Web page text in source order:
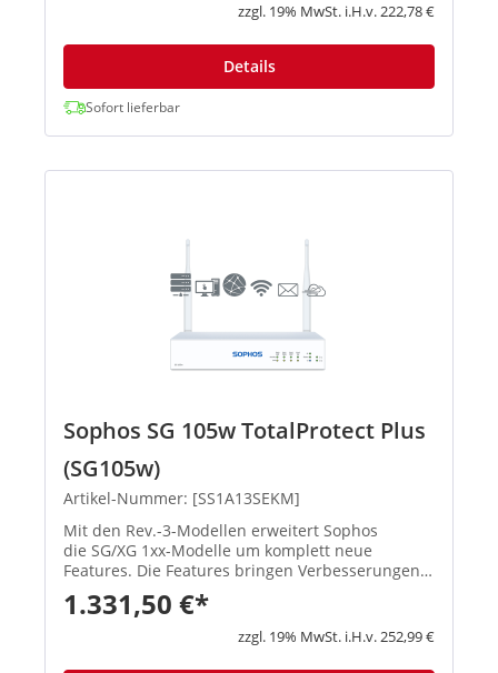
zzgl. 19% MwSt. i.H.v. 222,78 €
Details
Sofort lieferbar
Sophos SG 105w TotalProtect Plus
(SG105w)
Artikel-Nummer: [SS1A13SEKM]
Mit den Rev.-3-Modellen erweitert Sophos
die SG/XG 1xx-Modelle um komplett neue
Features. Die Features bringen Verbesserungen
in den Schwerpunktbereichen Konnektivität,
Flexibilität, Zuverlässigkeit und Performa...
1.331,50 €*
zzgl. 19% MwSt. i.H.v. 252,99 €